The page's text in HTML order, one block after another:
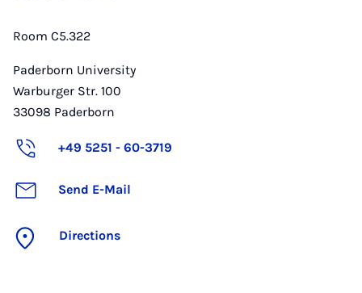
Room C5.322
Paderborn University
Warburger Str. 100
33098 Paderborn
+49 5251 - 60-3719
Send E-Mail
Directions